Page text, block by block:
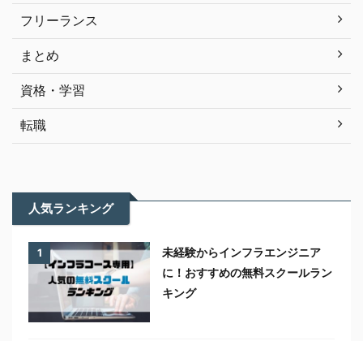
フリーランス
まとめ
資格・学習
転職
人気ランキング
1
未経験からインフラエンジニア
に！おすすめの無料スクールラン
キング